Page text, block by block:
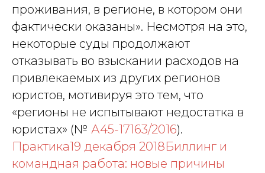
проживания, в регионе, в котором они
фактически оказаны». Несмотря на это,
некоторые суды продолжают
отказывать во взыскании расходов на
привлекаемых из других регионов
юристов, мотивируя это тем, что
«регионы не испытывают недостатка в
юристах» (№ А45-17163/2016).
Практика19 декабря 2018Биллинг и
командная работа: новые причины